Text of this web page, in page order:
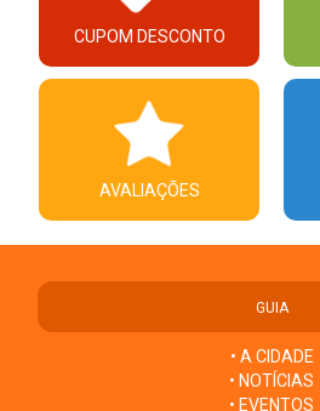
CUPOM DESCONTO
AVALIAÇÕES
GUIA
• A CIDADE
• NOTÍCIAS
• EVENTOS